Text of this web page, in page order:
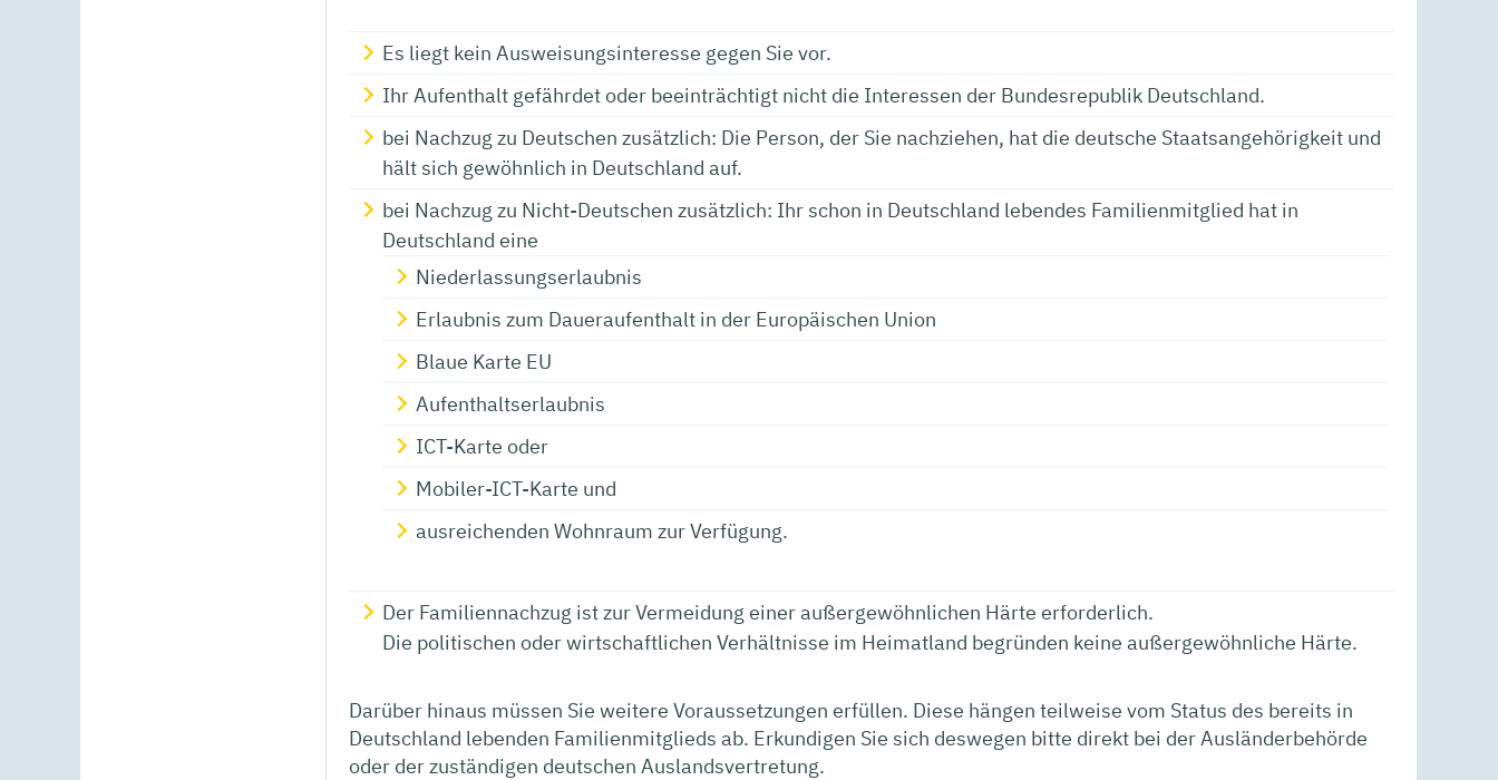
Es liegt kein Ausweisungsinteresse gegen Sie vor.
Ihr Aufenthalt gefährdet oder beeinträchtigt nicht die Interessen der Bundesrepublik Deutschland.
bei Nachzug zu Deutschen zusätzlich: Die Person, der Sie nachziehen, hat die deutsche Staatsangehörigkeit und
hält sich gewöhnlich in Deutschland auf.
bei Nachzug zu Nicht-Deutschen zusätzlich: Ihr schon in Deutschland lebendes Familienmitglied hat in
Deutschland eine
Niederlassungserlaubnis
Erlaubnis zum Daueraufenthalt in der Europäischen Union
Blaue Karte EU
Aufenthaltserlaubnis
ICT-Karte oder
Mobiler-ICT-Karte und
ausreichenden Wohnraum zur Verfügung.
Der Familiennachzug ist zur Vermeidung einer außergewöhnlichen Härte erforderlich.
Die politischen oder wirtschaftlichen Verhältnisse im Heimatland begründen keine außergewöhnliche Härte.
Darüber hinaus müssen Sie weitere Voraussetzungen erfüllen. Diese hängen teilweise vom Status des bereits in
Deutschland lebenden Familienmitglieds ab. Erkundigen Sie sich deswegen bitte direkt bei der Ausländerbehörde
oder der zuständigen deutschen Auslandsvertretung.